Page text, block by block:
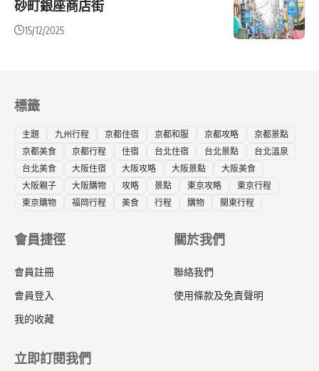
砂町銀座商店街
15/12/2025
標籤
主題 九州行程 京都住宿 京都和服 京都攻略
京都景點
京都美食
京都行程 住宿 台北住宿 台北景點
台北溫泉
台北美食
大阪住宿 大阪攻略 大阪景點
大阪美食
大阪親子
大阪購物 攻略 景點 東京攻略
東京行程
東京購物
福岡行程 美食 行程 購物 關東行程
會員捷徑
會員註冊
會員登入
我的收藏
關於我們
聯絡我們
使用條款及免責聲明
立即訂閱我們